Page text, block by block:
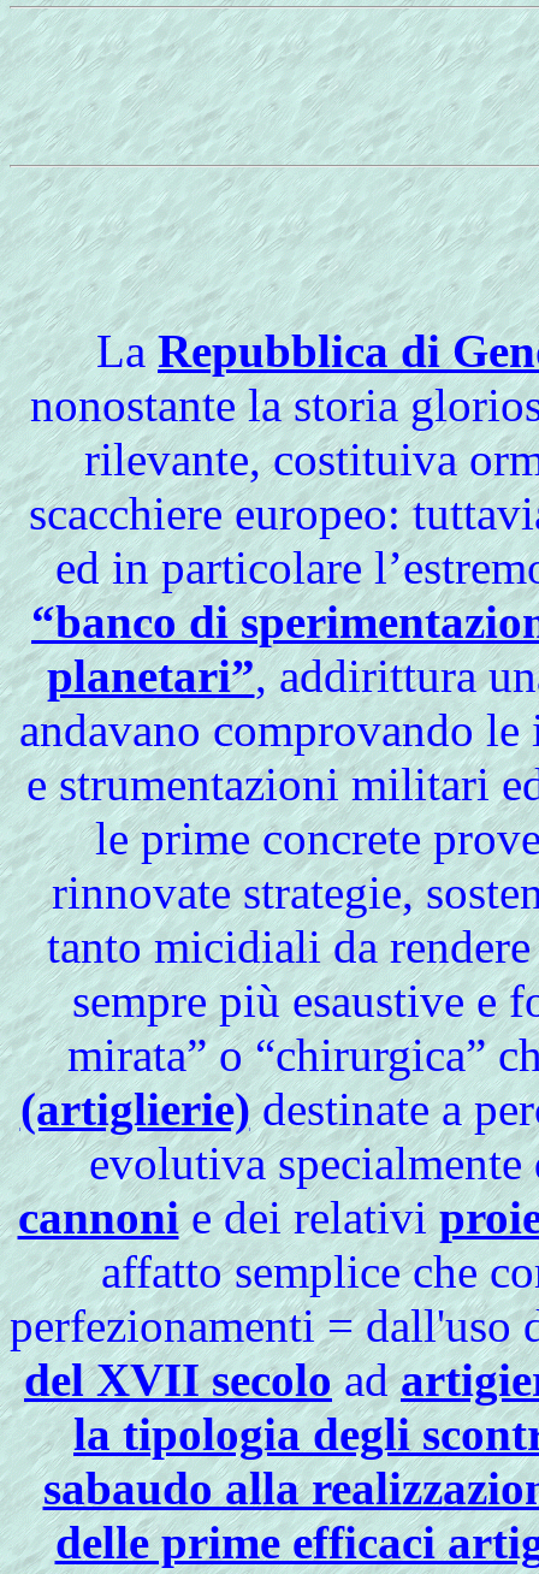
LaRepubblica di
nonostante la storia
rilevante, costituiva
scacchiere europeo:
ed in particolare
“banco di
planetari”, addirittura
andavano comprovando
e strumentazioni militari
le prime concrete
rinnovate strategie,
tanto micidiali da
sempre più esaustive e
mirata” o “chirurgica”
(artiglierie)destinate a
evolutiva
cannonie dei relativi
affatto semplice che
perfezionamenti = dall'uso
del XVII secoload
la tipologia degli
sabaudo alla
delle prime efficaci